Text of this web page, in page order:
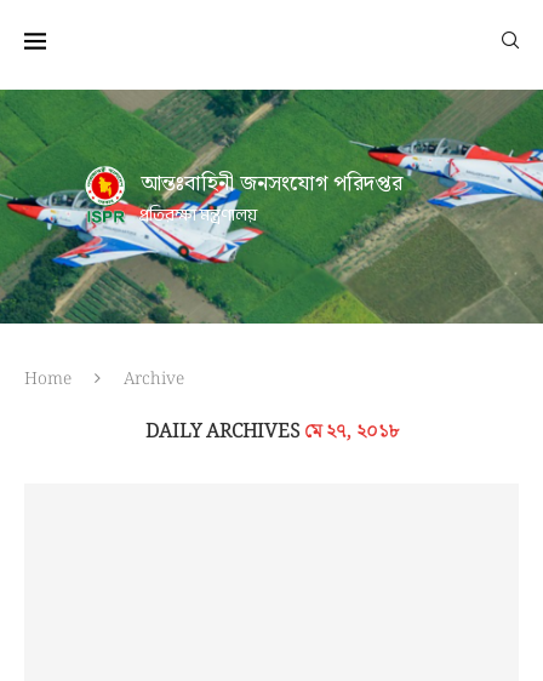
আন্তঃবাহিনী জনসংযোগ পরিদপ্তর
প্রতিরক্ষা মন্ত্রণালয়
Home Archive
DAILY ARCHIVES মে ২৭, ২০১৮